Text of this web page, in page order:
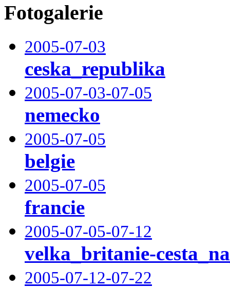
Fotogalerie
2005-07-03
ceska_republika
2005-07-03-07-05
nemecko
2005-07-05
belgie
2005-07-05
francie
2005-07-05-07-12
velka_britanie-
2005-07-12-07-22